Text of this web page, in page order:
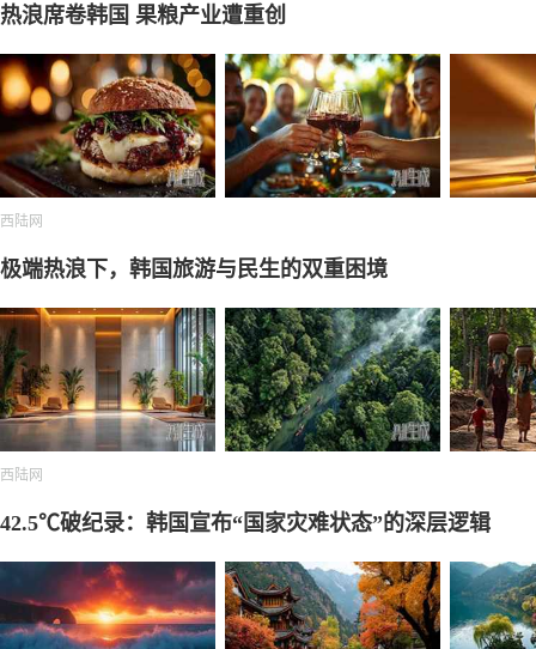
热浪席卷韩国 果粮产业遭重创
西陆网
极端热浪下，韩国旅游与民生的双重困境
西陆网
42.5℃破纪录：韩国宣布“国家灾难状态”的深层逻辑